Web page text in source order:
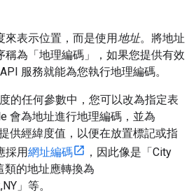
來表示位置，而是使用地址。將地址
為「地理編碼」
，如果您提供有效
服務就能為您執行地理編碼。
的任何參數中，您可以改為指定表
會為地址進行地理編碼，並為
供經緯度值，以便在放置標記或指
採用網址編碼
，因此像是「City
類的地址應轉換為
」等。